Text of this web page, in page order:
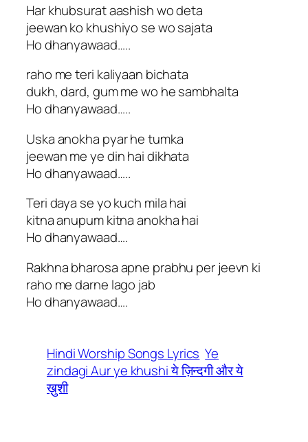
Har khubsurat aashish wo deta
jeewan ko khushiyo se wo sajata
Ho dhanyawaad…..
raho me teri kaliyaan bichata
dukh, dard, gum me wo he sambhalta
Ho dhanyawaad…..
Uska anokha pyar he tumka
jeewan me ye din hai dikhata
Ho dhanyawaad…..
Teri daya se yo kuch mila hai
kitna anupum kitna anokha hai
Ho dhanyawaad….
Rakhna bharosa apne prabhu per jeevn ki
raho me darne lago jab
Ho dhanyawaad….
Hindi Worship Songs Lyrics Ye
zindagi Aur ye khushi ये ज़िन्दगी और ये
ख़ुशी